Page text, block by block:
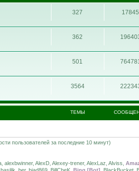
327 17845
362
501 764781
3564
ТЕМЫ
пользователей за последние 10 минут)
alexbwinner, AlexD, Alexey-trener, AlexLaz, Alviss,
ber, biad869, BillCheK, Bing [Bot] ,